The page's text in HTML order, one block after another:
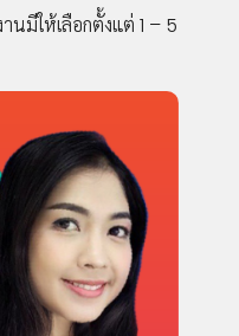
นมีให้เลือกตั้งแต่ 1 – 5